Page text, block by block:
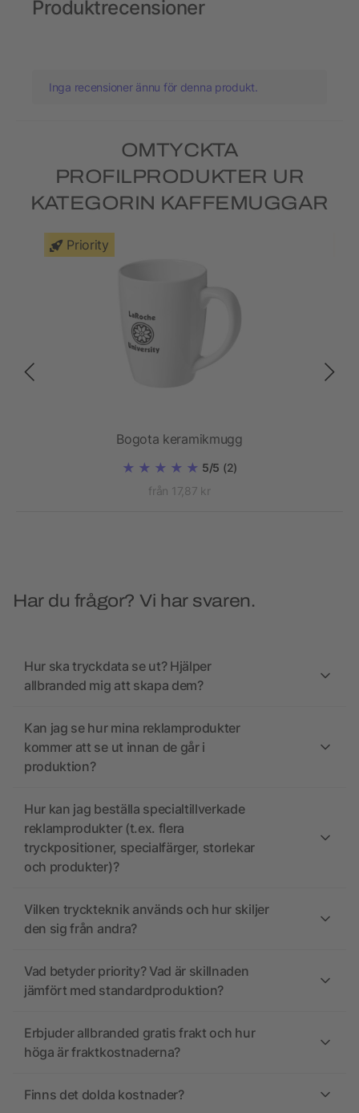
Produktrecensioner
Inga recensioner ännu för denna produkt.
OMTYCKTA
PROFILPRODUKTER UR
KATEGORIN KAFFEMUGGAR
Priority
Bogota keramikmugg
5/5 (2)
från 17,87 kr
Har du frågor? Vi har svaren.
Hur ska tryckdata se ut? Hjälper
allbranded mig att skapa dem?
Kan jag se hur mina reklamprodukter
kommer att se ut innan de går i
produktion?
Hur kan jag beställa specialtillverkade
reklamprodukter (t.ex. flera
tryckpositioner, specialfärger, storlekar
och produkter)?
Vilken tryckteknik används och hur skiljer
den sig från andra?
Vad betyder priority? Vad är skillnaden
jämfört med standardproduktion?
Erbjuder allbranded gratis frakt och hur
höga är fraktkostnaderna?
Finns det dolda kostnader?